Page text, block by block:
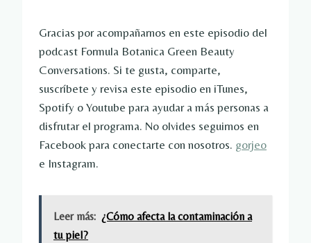
Gracias por acompañarnos en este episodio del
podcast Formula Botanica Green Beauty
Conversations. Si te gusta, comparte,
suscríbete y revisa este episodio en iTunes,
Spotify o Youtube para ayudar a más personas a
disfrutar el programa. No olvides seguirnos en
Facebook para conectarte con nosotros. gorjeo
e Instagram.
Leer más: ¿Cómo afecta la contaminación a
tu piel?